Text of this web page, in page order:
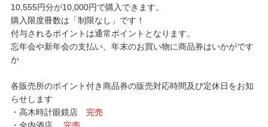
10,555円分が10,000円で購入できます。
購入限度冊数は「制限なし」です！
付与されるポイントは通常ポイントとなります。
忘年会や新年会の支払い、年末のお買い物に商品券はいかがです
か
各販売所のポイント付き商品券の販売対応時間及び定休日をお知
らせします
・高木時計眼鏡店 完売